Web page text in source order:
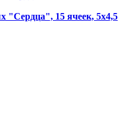
"Сердца", 15 ячеек, 5х4,5